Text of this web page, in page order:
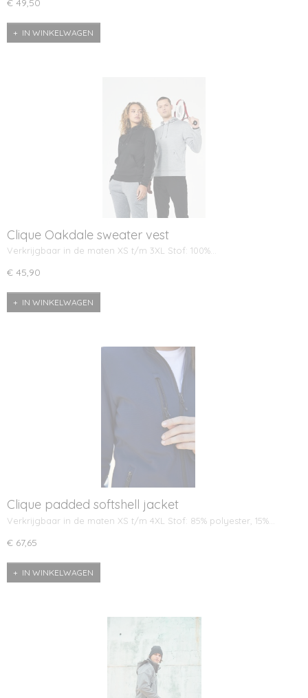
IN WINKELWAGEN
Clique Oakdale sweater vest
Verkrijgbaar in de maten XS t/m 3XL Stof: 100%…
€ 45,90
IN WINKELWAGEN
Clique padded softshell jacket
Verkrijgbaar in de maten XS t/m 4XL Stof: 85% polyester, 15%…
€ 67,65
IN WINKELWAGEN